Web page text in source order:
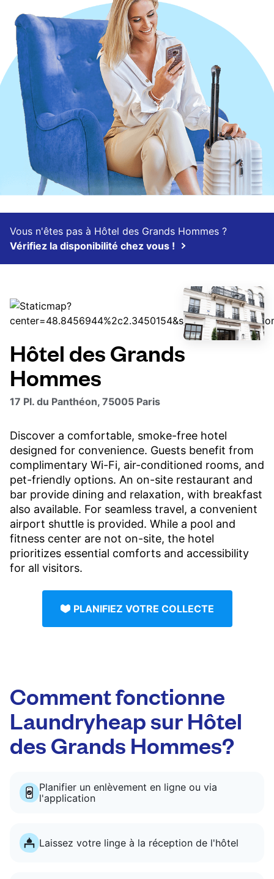
France FR
Vous n'êtes pas à Hôtel des Grands Hommes ?
Vérifiez la disponibilité chez vous !
Hôtel des Grands
Hommes
17 Pl. du Panthéon, 75005 Paris
Discover a comfortable, smoke-free hotel
designed for convenience. Guests benefit from
complimentary Wi-Fi, air-conditioned rooms, and
pet-friendly options. An on-site restaurant and
bar provide dining and relaxation, with breakfast
also available. For seamless travel, a convenient
airport shuttle is provided. While a pool and
fitness center are not on-site, the hotel
prioritizes essential comforts and accessibility
for all visitors.
PLANIFIEZ VOTRE COLLECTE
Comment fonctionne
Laundryheap sur Hôtel
des Grands Hommes?
Planifier un enlèvement en ligne ou via
l'application
Laissez votre linge à la réception de l'hôtel